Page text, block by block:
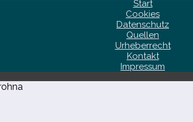
Start
Cookies
Datenschutz
Quellen
Urheberrecht
Kontakt
Impressum